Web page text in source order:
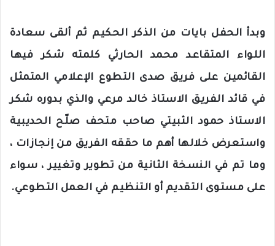
وبدأ الحفل بايات من الذكر الحكيم ثم ألقى سعادة
اللواء المتقاعد محمد الحارثي كلمته شكر فيها
القائمين على فريق صدى التطوع الإعلامي المتمثل
في قائد الفريق الاستاذ خالد مرعي والذي بدوره شكر
الاستاذ حمود الثبيتي صاحب متحف صلّح الحديبية
واستعرض خلالها أهم ما حققه الفريق من إنجازات ،
وما تم في النسخة الثانية من تطوير وتغيير ، سواء
على مستوى التقديم أو التنظيم في العمل التطوعي.